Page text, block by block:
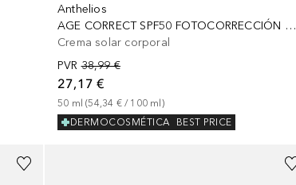
Anthelios
AGE CORRECT SPF50 FOTOCORRECCIÓN DIARIO
Crema solar corporal
PVR 38,99 €
27,17 €
50 ml (54,34 € / 100 ml)
DERMOCOSMÉTICA
BEST PRICE